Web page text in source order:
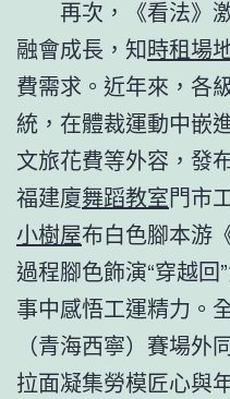
再次，《看法》
融會成長，知時租場
費需求。近年來，各
統，在體裁運動中嵌
文旅花費等外容，發
福建廈舞蹈教室門市
小樹屋布白色腳本游
過程腳色飾演“穿越回
事中感悟工運精力。
（青海西寧）賽場外
拉面凝集勞模匠心與